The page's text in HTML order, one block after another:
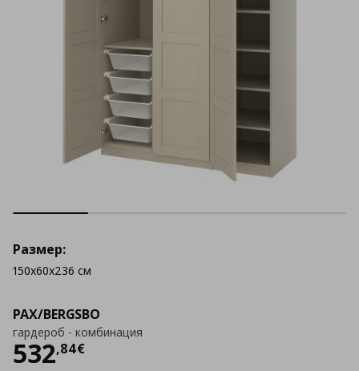
PAX/BERGSBO
гардероб - комбинация
532,84€
Цена
Размер:
150x60x236 см